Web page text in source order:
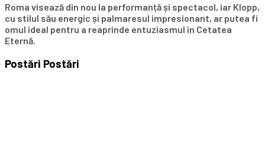
Roma visează din nou la performanță și spectacol, iar Klopp,
cu stilul său energic și palmaresul impresionant, ar putea fi
omul ideal pentru a reaprinde entuziasmul în Cetatea
Eternă.
Postări Postări